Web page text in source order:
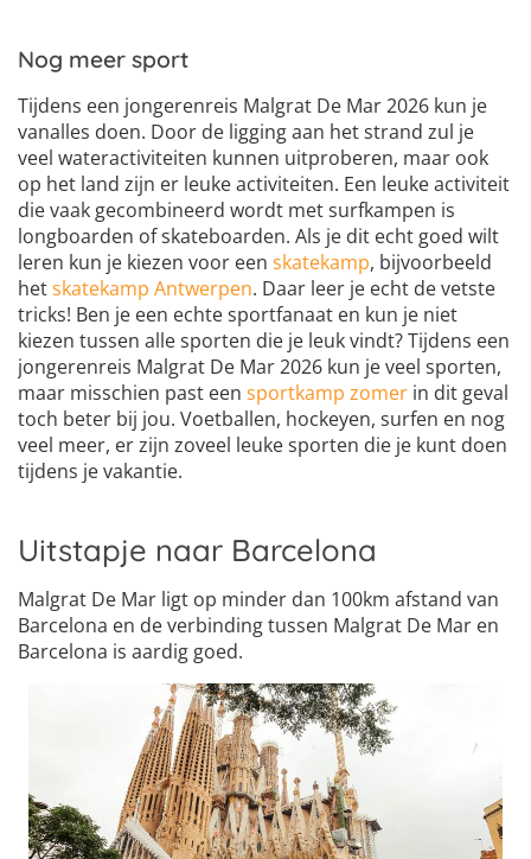
Nog meer sport
Tijdens een jongerenreis Malgrat De Mar 2026 kun je
vanalles doen. Door de ligging aan het strand zul je
veel wateractiviteiten kunnen uitproberen, maar ook
op het land zijn er leuke activiteiten. Een leuke activiteit
die vaak gecombineerd wordt met surfkampen is
longboarden of skateboarden. Als je dit echt goed wilt
leren kun je kiezen voor een skatekamp, bijvoorbeeld
hetskatekamp Antwerpen. Daar leer je echt de vetste
tricks! Ben je een echte sportfanaat en kun je niet
kiezen tussen alle sporten die je leuk vindt? Tijdens een
jongerenreis Malgrat De Mar 2026 kun je veel sporten,
maar misschien past een sportkamp zomer in dit geval
toch beter bij jou. Voetballen, hockeyen, surfen en nog
veel meer, er zijn zoveel leuke sporten die je kunt doen
tijdens je vakantie.
Uitstapje naar Barcelona
Malgrat De Mar ligt op minder dan 100km afstand van
Barcelona en de verbinding tussen Malgrat De Mar en
Barcelona is aardig goed.